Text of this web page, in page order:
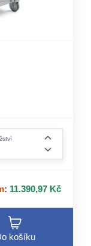
: 11.390,97 Kč
košíku